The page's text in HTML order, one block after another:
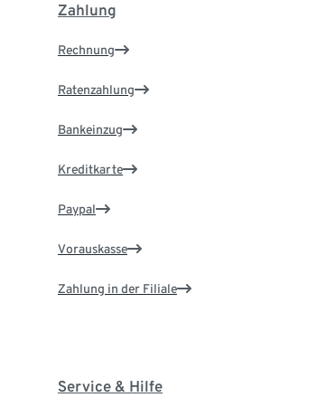
Zahlung
Rechnung
Ratenzahlung
Bankeinzug
Kreditkarte
Paypal
Vorauskasse
Zahlung in der Filiale
Service & Hilfe